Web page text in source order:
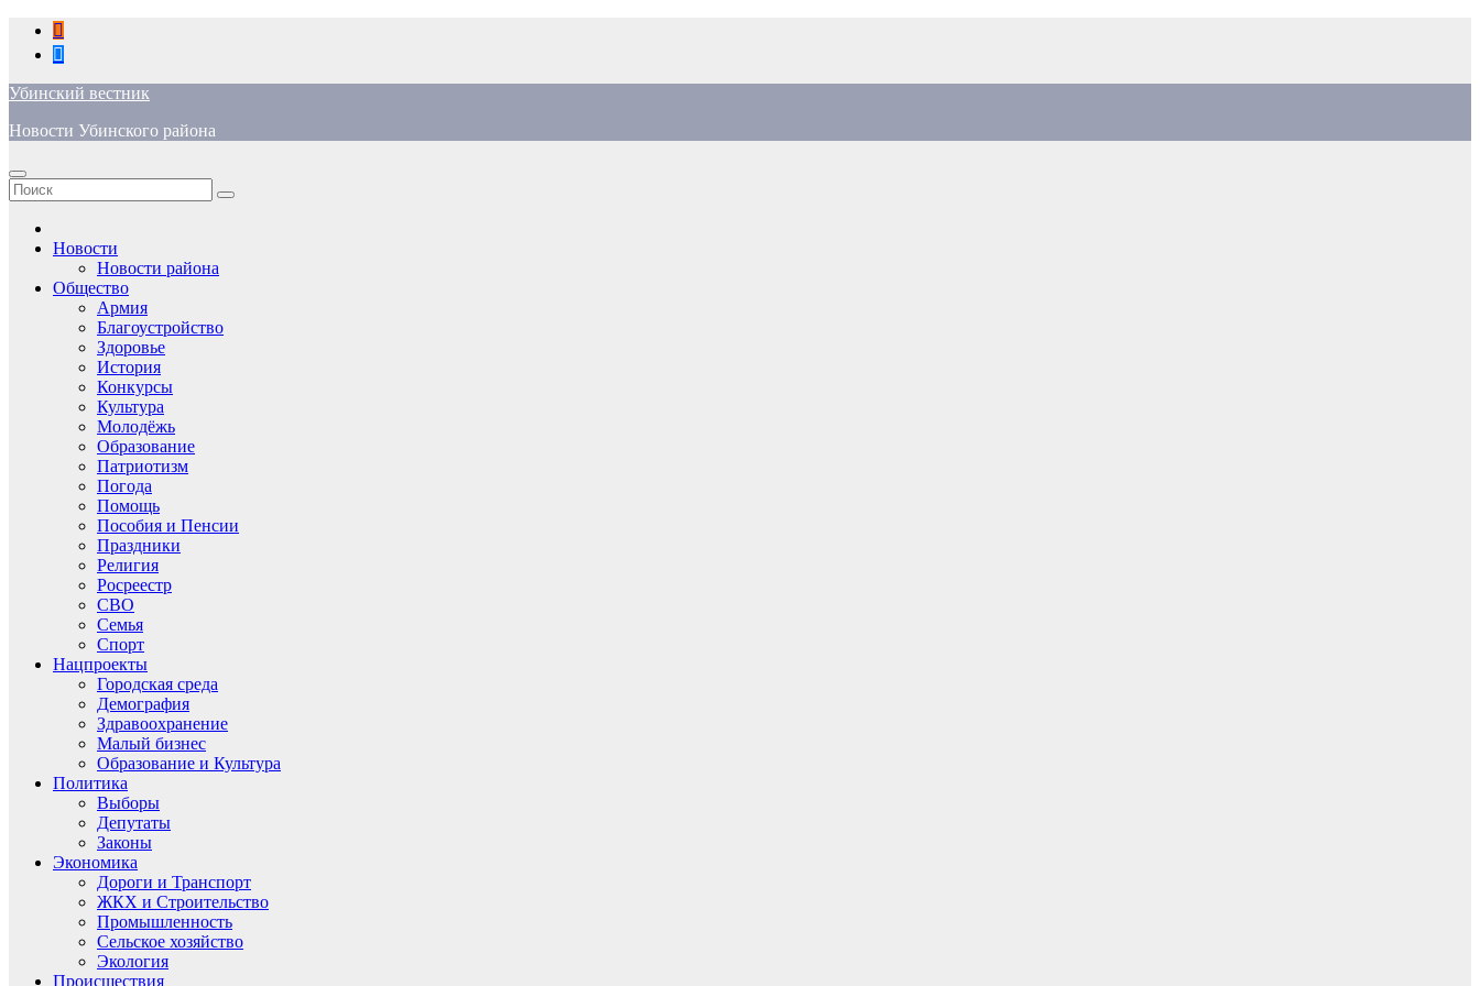
Перейти
содержимому
Убинский вестник
Новости Убинского района
Новости
Новости района
Общество
Армия
Благоустройство
Здоровье
История
Конкурсы
Культура
Молодёжь
Образование
Патриотизм
Погода
Помощь
Пособия и Пенсии
Праздники
Религия
Росреестр
СВО
Семья
Спорт
Нацпроекты
Городская среда
Демография
Здравоохранение
Малый бизнес
Образование и Культура
Политика
Выборы
Депутаты
Законы
Экономика
Дороги и Транспорт
ЖКХ и Строительство
Промышленность
Сельское хозяйство
Экология
Происшествия